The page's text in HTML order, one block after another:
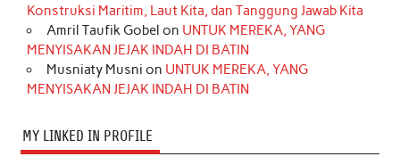
Konstruksi Maritim, Laut Kita, dan Tanggung Jawab Kita
Amril Taufik Gobel on UNTUK MEREKA, YANG
MENYISAKAN JEJAK INDAH DI BATIN
Musniaty Musni on UNTUK MEREKA, YANG
MENYISAKAN JEJAK INDAH DI BATIN
MY LINKED IN PROFILE